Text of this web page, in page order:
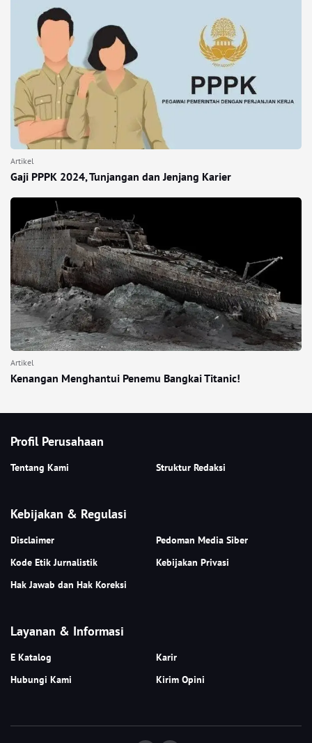
Artikel
Gaji PPPK 2024, Tunjangan dan Jenjang Karier
Artikel
Kenangan Menghantui Penemu Bangkai Titanic!
Profil Perusahaan
Tentang Kami Struktur Redaksi
Kebijakan & Regulasi
Disclaimer
Pedoman Media Siber
Kode Etik Jurnalistik
Kebijakan Privasi
Hak Jawab dan Hak Koreksi
Layanan & Informasi
E Katalog
Karir
Hubungi Kami
Kirim Opini